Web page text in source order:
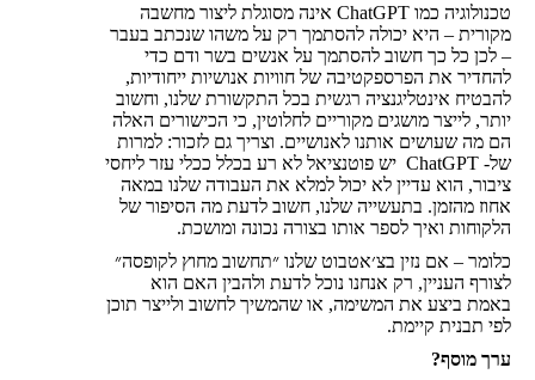
טכנולוגיה כמו ChatGPT אינה מסוגלת ליצור מחשבה
מקורית – היא יכולה להסתמך רק על משהו שנכתב בעבר
– לכן כל כך חשוב להסתמך על אנשים בשר ודם כדי
להחדיר את הפרספקטיבה של חוויות אנושיות ייחודיות,
להבטיח אינטליגנציה רגשית בכל התקשורת שלנו, וחשוב
יותר, לייצר מושגים מקוריים לחלוטין, כי הכישורים האלה
הם מה שעושים אותנו לאנושיים. וצריך גם לזכור: למרות
של- ChatGPT יש פוטנציאל לא רע בכלל ככלי עזר ליחסי
ציבור, הוא עדיין לא יכול למלא את העבודה שלנו במאה
אחוז מהזמן. בתעשייה שלנו, חשוב לדעת מה הסיפור של
הלקוחות ואיך לספר אותו בצורה נכונה ומושכת.
כלומר – אם נזין בצ׳אטבוט שלנו ״תחשוב מחוץ לקופסה״
לצורף העניין, רק אנחנו נוכל לדעת ולהבין האם הוא
באמת ביצע את המשימה, או שהמשיך לחשוב ולייצר תוכן
לפי תבנית קיימת.
ערך מוסף?